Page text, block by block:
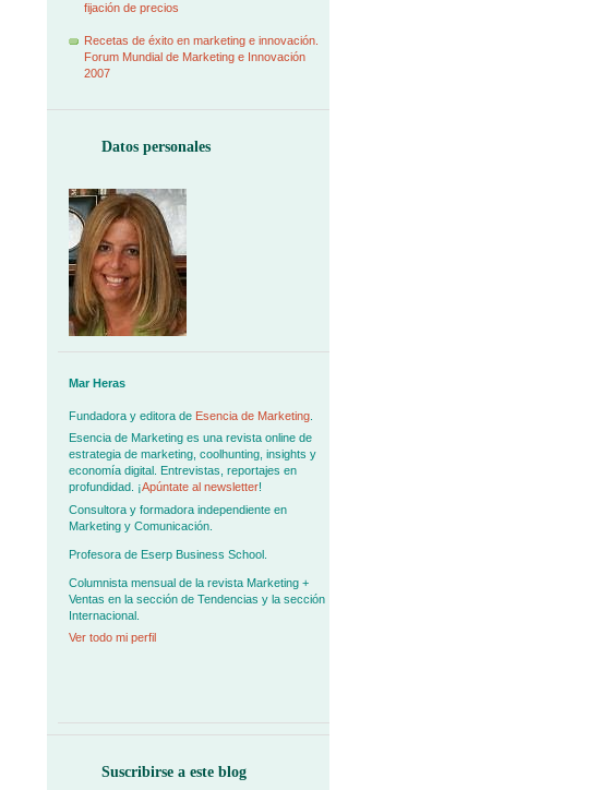
fijación de precios
Recetas de éxito en marketing e innovación.
Forum Mundial de Marketing e Innovación
2007
Datos personales
Mar Heras
Fundadora y editora de Esencia de Marketing.
Esencia de Marketing es una revista online de
estrategia de marketing, coolhunting, insights y
economía digital. Entrevistas, reportajes en
profundidad. ¡Apúntate al newsletter!
Consultora y formadora independiente en
Marketing y Comunicación.
Profesora de Eserp Business School.
Columnista mensual de la revista Marketing +
Ventas en la sección de Tendencias y la sección
Internacional.
Ver todo mi perfil
Suscribirse a este blog